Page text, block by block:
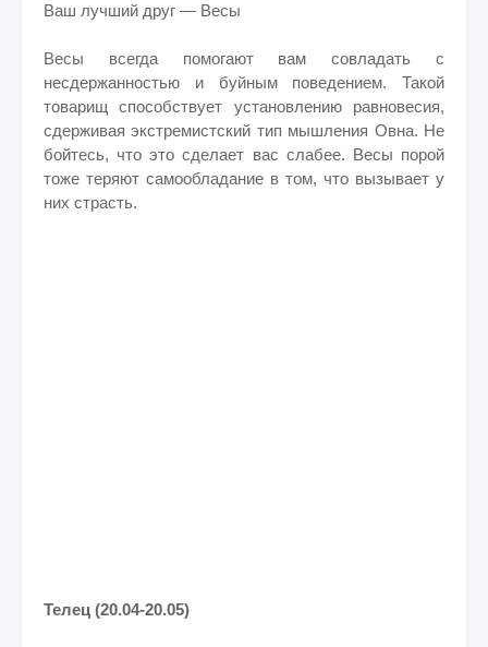
Ваш лучший друг — Весы
Весы всегда помогают вам совладать с
несдержанностью и буйным поведением. Такой
товарищ способствует установлению равновесия,
сдерживая экстремистский тип мышления Овна. Не
бойтесь, что это сделает вас слабее. Весы порой
тоже теряют самообладание в том, что вызывает у
них страсть.
Телец (20.04-20.05)